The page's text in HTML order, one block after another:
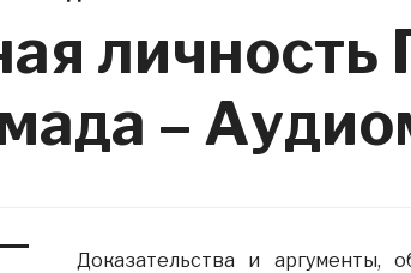
личность
–
Доказательства и